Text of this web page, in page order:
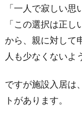
「一人で寂しい思
「この選択は正
から、親に対して
人も少なくないよ
ですが施設入居は
トがあります。